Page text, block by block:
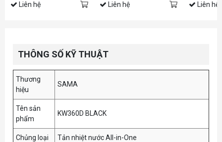
Liên hệ Liên hệ
Liên hệ
THÔNG SỐ KỸ THUẬT
Thương
hiệu
SAMA
Tên sản
phẩm
KW360D BLACK
Chủng loại Tản nhiệt nước All-in-One